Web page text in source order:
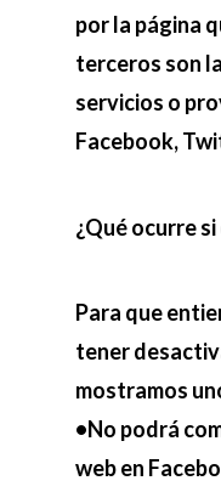
por la página
terceros son
servicios o
Facebook,
¿Qué ocurre
Para que
tener
mostramos
•No podrá
web en